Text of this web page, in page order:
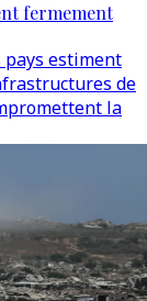
fermement
pays estiment
de
la